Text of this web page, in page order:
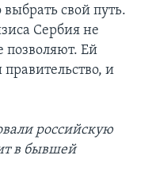
свой путь.
Сербия не
позволяют. Ей
и
российскую
в бывшей